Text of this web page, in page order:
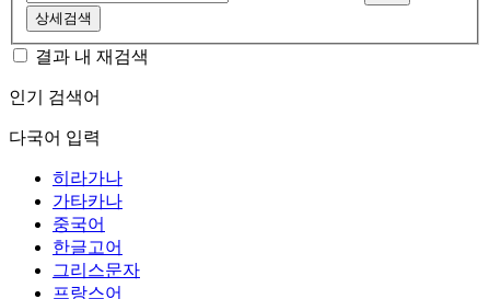
상세검색
결과 내 재검색
인기 검색어
다국어 입력
히라가나
가타카나
중국어
한글고어
그리스문자
프랑스어